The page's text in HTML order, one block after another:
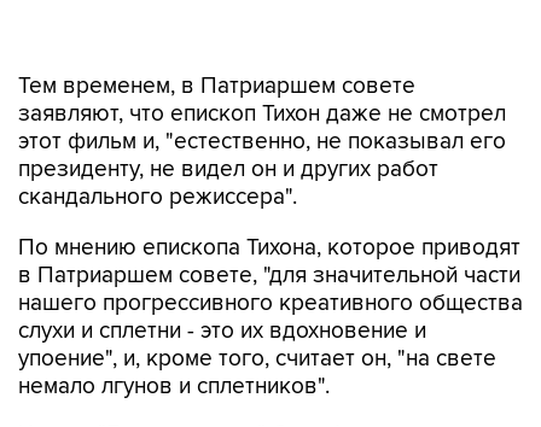
этот фильм и, "естественно, не показывал его
президенту, не видел он и других работ
скандального режиссера".
По мнению епископа Тихона, которое приводят
нашего прогрессивного креативного общества
слухи и сплетни - это их вдохновение и
упоение", и, кроме того, считает он, "на свете
немало лгунов и сплетников".
Худрук "Гоголь-центра" Серебренников